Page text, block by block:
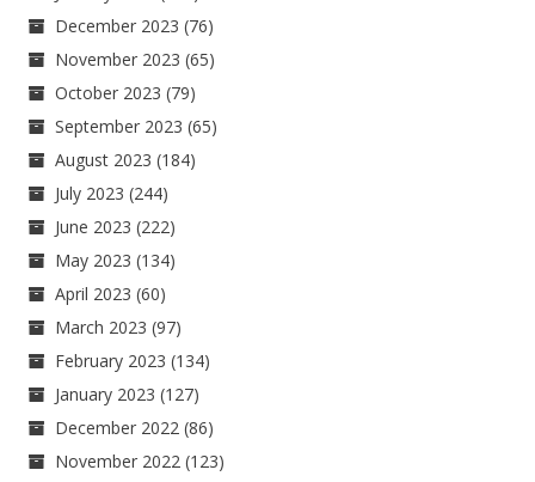
December 2023 (76)
November 2023 (65)
October 2023 (79)
September 2023 (65)
August 2023 (184)
July 2023 (244)
June 2023 (222)
May 2023 (134)
April 2023 (60)
March 2023 (97)
February 2023 (134)
January 2023 (127)
December 2022 (86)
November 2022 (123)